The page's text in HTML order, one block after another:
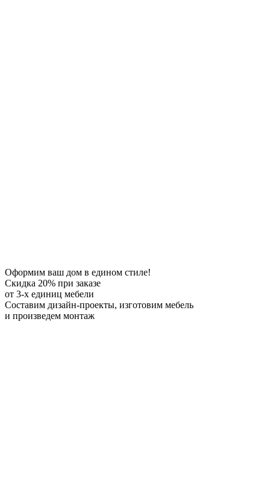
Оформим ваш дом в едином стиле!
Скидка 20% при заказе
от 3-х единиц мебели
Составим дизайн-проекты, изготовим мебель
и произведем монтаж